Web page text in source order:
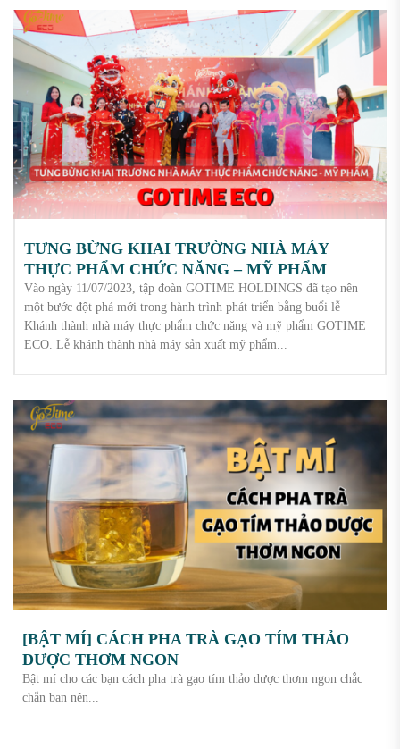
TƯNG BỪNG KHAI TRƯỜNG NHÀ MÁY
THỰC PHẨM CHỨC NĂNG – MỸ PHẨM
GOTIME ECO
Vào ngày 11/07/2023, tập đoàn GOTIME HOLDINGS đã tạo nên
một bước đột phá mới trong hành trình phát triển bằng buổi lễ
Khánh thành nhà máy thực phẩm chức năng và mỹ phẩm GOTIME
ECO. Lễ khánh thành nhà máy sản xuất mỹ phẩm...
[BẬT MÍ] CÁCH PHA TRÀ GẠO TÍM THẢO
DƯỢC THƠM NGON
Bật mí cho các bạn cách pha trà gạo tím thảo dược thơm ngon chắc
chắn bạn nên...